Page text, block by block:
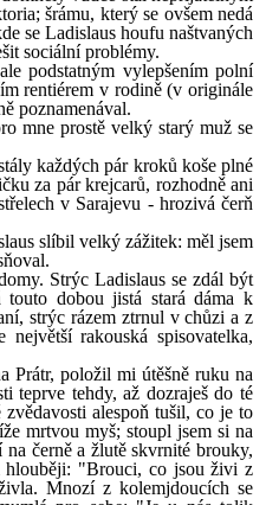
šrámu, který se ovšem nedá
se Ladislaus houfu naštvaných
sociální problémy.
podstatným vylepšením polní
rentiérem v rodině (v originále
poznamenával.
mne prostě velký starý muž se
každých pár kroků koše plné
za pár krejcarů, rozhodně ani
v Sarajevu - hrozivá čerň
slíbil velký zážitek: měl jsem
Strýc Ladislaus se zdál být
dobou jistá stará dáma k
strýc rázem ztrnul v chůzi a z
rakouská spisovatelka,
Prátr, položil mi útěšně ruku na
teprve tehdy, až dozraješ do té
alespoň tušil, co je to
mrtvou myš; stoupl jsem si na
černě a žlutě skvrnité brouky,
hlouběji: "Brouci, co jsou živi z
Mnozí z kolemjdoucích se